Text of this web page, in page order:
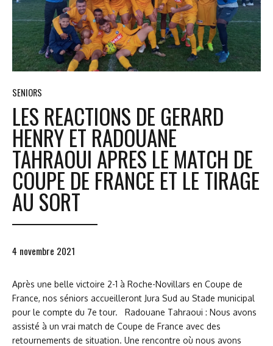
SENIORS
LES REACTIONS DE GERARD
HENRY ET RADOUANE
TAHRAOUI APRES LE MATCH DE
COUPE DE FRANCE ET LE TIRAGE
AU SORT
4 novembre 2021
Après une belle victoire 2-1 à Roche-Novillars en Coupe de
France, nos séniors accueilleront Jura Sud au Stade municipal
pour le compte du 7e tour. Radouane Tahraoui : Nous avons
assisté à un vrai match de Coupe de France avec des
retournements de situation. Une rencontre où nous avons